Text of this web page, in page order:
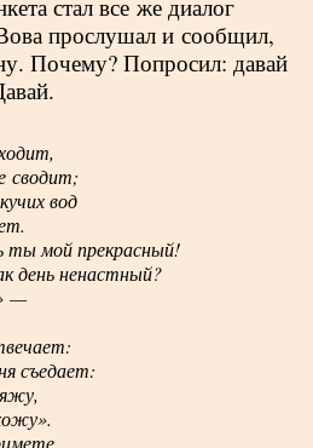
стал все же диалог
прослушал и сообщил,
Почему? Попросил: давай
сводит;
вод
ты мой прекрасный!
ненастный?
—
съедает: